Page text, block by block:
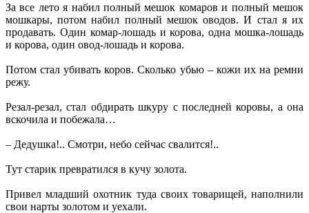
За все лето я набил полный мешок комаров и полный мешок
мошкары, потом набил полный мешок оводов. И стал я их
продавать. Один комар-лошадь и корова, одна мошка-лошадь
и корова, один овод-лошадь и корова.
Потом стал убивать коров. Сколько убью – кожи их на ремни
режу.
Резал-резал, стал обдирать шкуру с последней коровы, а она
вскочила и побежала…
– Дедушка!.. Смотри, небо сейчас свалится!..
Тут старик превратился в кучу золота.
Привел младший охотник туда своих товарищей, наполнили
свои нарты золотом и уехали.